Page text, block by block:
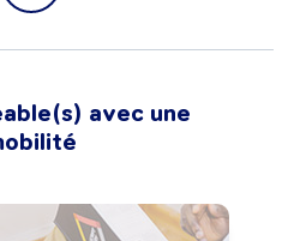
avec une